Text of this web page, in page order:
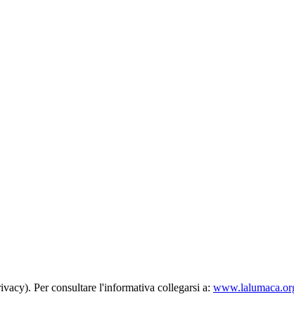
Per consultare l'informativa collegarsi a: